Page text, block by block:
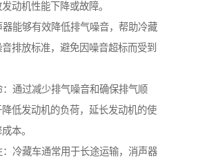
动机性能下降或故障。
能够有效降低排气噪音，帮助冷藏
排放标准，避免因噪音超标而受到
通过减少排气噪音和确保排气顺
低发动机的负荷，延长发动机的使
本。
冷藏车通常用于长途运输，消声器